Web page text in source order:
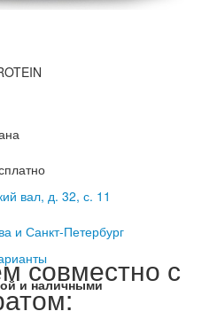
вал, д. 32, с. 11
и Санкт-Петербург
и наличными
совместно с